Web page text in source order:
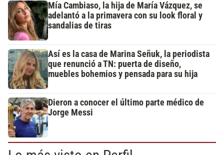
Mía Cambiaso, la hija de María Vázquez, se
adelantó a la primavera con su look floral y
sandalias de tiras
Así es la casa de Marina Señuk, la periodista
que renunció a TN: puerta de diseño,
muebles bohemios y pensada para su hija
Dieron a conocer el último parte médico de
Jorge Messi